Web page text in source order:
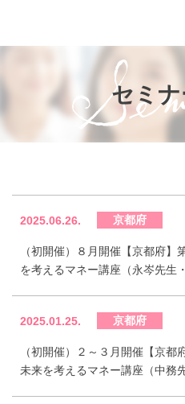
子供と家族の
セミ
2025.06.26. 京都府
（初開催）８月開催【京都府
を考えるマネー講座（永岑先生
2025.01.25. 京都府
（初開催）２～３月開催【京
未来を考えるマネー講座（中務